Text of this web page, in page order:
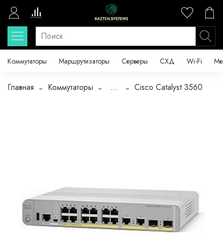
Коммутаторы Маршрутизаторы Серверы СХД Wi-Fi
Главная Коммутаторы ... Cisco Catalyst 3560